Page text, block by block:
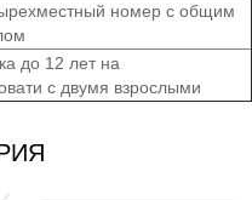
номер с общим
до 12 лет на
с двумя взрослыми